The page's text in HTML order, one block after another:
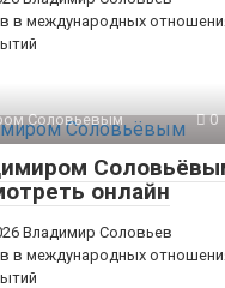
в международных
Соловьевым 0
онлайн
Владимир Соловьев
в международных